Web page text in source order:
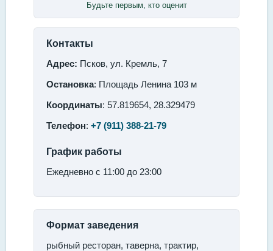
Будьте первым, кто оценит
Контакты
Адрес: Псков, ул. Кремль, 7
Остановка: Площадь Ленина 103 м
Координаты: 57.819654, 28.329479
Телефон: +7 (911) 388-21-79
График работы
Ежедневно с 11:00 до 23:00
Формат заведения
рыбный ресторан, таверна, трактир,